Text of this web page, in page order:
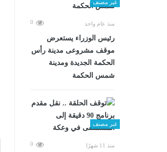
غير مصنف
منذ عام واحد 0
رئيس الوزراء يستعرض
موقف مشروعى مدينة رأس
الحكمة الجديدة ومدينة
شمس الحكمة
غير مصنف
منذ 11 شهرًا 0